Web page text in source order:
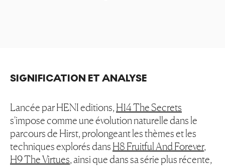
SIGNIFICATION ET ANALYSE
Lancée par HENI editions, H14 The Secrets
s'impose comme une évolution naturelle dans le
parcours de Hirst, prolongeant les thèmes et les
techniques explorés dans H8 Fruitful And Forever,
H9 The Virtues, ainsi que dans sa série plus récente,